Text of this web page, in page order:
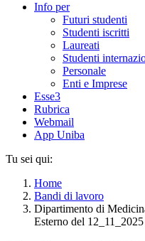
Info per
Futuri studenti
Studenti iscritti
Laureati
Studenti
Personale
Enti e Imprese
Esse3
Rubrica
Webmail
App Uniba
Tu sei qui:
Home
Bandi di lavoro
Dipartimento di
Esterno del 12_11_2025